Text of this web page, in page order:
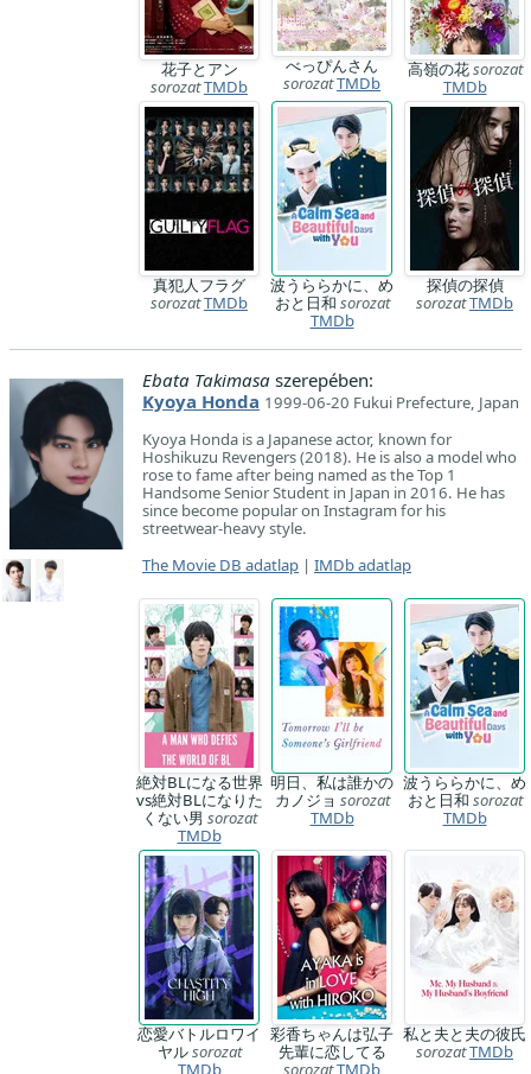
花子とアン
sorozatTMDb
べっぴんさん
sorozatTMDb
高嶺の花sorozat
TMDb
真犯人フラグ
sorozatTMDb
波うららかに、め
おと日和 sorozat
TMDb
探偵の探偵
sorozatTMDb
Ebata Takimasa szerepében:
Kyoya Honda 1999-06-20 Fukui Prefecture, Japan
Kyoya Honda is a Japanese actor, known for
Hoshikuzu Revengers (2018). He is also a model who
rose to fame after being named as the Top 1
Handsome Senior Student in Japan in 2016. He has
since become popular on Instagram for his
streetwear-heavy style.
The Movie DB adatlap | IMDb adatlap
絶対BLになる世界
vs絶対BLになりた
くない男 sorozat
TMDb
明日、私は誰かの
カノジョ sorozat
TMDb
波うららかに、め
おと日和 sorozat
TMDb
恋愛バトルロワイ
ヤルsorozat
TMDb
彩香ちゃんは弘子
先輩に恋してる
sorozatTMDb
私と夫と夫の彼氏
sorozatTMDb